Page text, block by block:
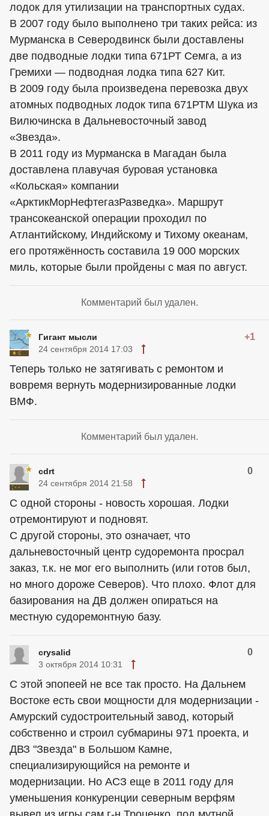
лодок для утилизации на транспортных судах.
В 2007 году было выполнено три таких рейса: из
Мурманска в Северодвинск были доставлены
две подводные лодки типа 671РТ Семга, а из
Гремихи — подводная лодка типа 627 Кит.
В 2009 году была произведена перевозка двух
атомных подводных лодок типа 671РТМ Шука из
Вилючинска в Дальневосточный завод
«Звезда».
В 2011 году из Мурманска в Магадан была
доставлена плавучая буровая установка
«Кольская» компании
«АрктикМорНефтегазРазведка». Маршрут
трансокеанской операции проходил по
Атлантийскому, Индийскому и Тихому океанам,
его протяжённость составила 19 000 морских
миль, которые были пройдены с мая по август.
Комментарий был удален.
Гигант мысли +1
24 сентября 2014 17:03
Теперь только не затягивать с ремонтом и
вовремя вернуть модернизированные лодки
ВМФ.
Комментарий был удален.
cdrt 0
24 сентября 2014 21:58
С одной стороны - новость хорошая. Лодки
отремонтируют и подновят.
С другой стороны, это означает, что
дальневосточный центр судоремонта просрал
заказ, т.к. не мог его выполнить (или готов был,
но много дороже Северов). Что плохо. Флот для
базирования на ДВ должен опираться на
местную судоремонтную базу.
crysalid 0
3 октября 2014 10:31
С этой эпопеей не все так просто. На Дальнем
Востоке есть свои мощности для модернизации -
Амурский судостроительный завод, который
собственно и строил субмарины 971 проекта, и
ДВЗ "Звезда" в Большом Камне,
специализирующийся на ремонте и
модернизации. Но АСЗ еще в 2011 году для
уменьшения конкуренции северным верфям